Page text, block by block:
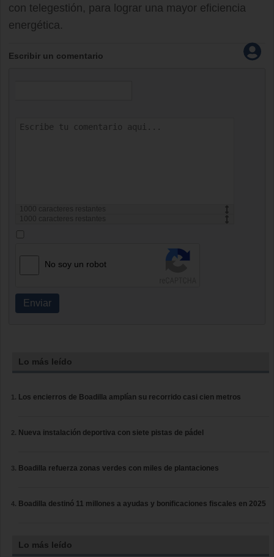
con telegestión, para lograr una mayor eficiencia
energética.
Escribir un comentario
caracteres restantes
caracteres restantes
No soy un robot
Enviar
Lo más leído
Los encierros de Boadilla amplían su recorrido casi cien metros
Nueva instalación deportiva con siete pistas de pádel
Boadilla refuerza zonas verdes con miles de plantaciones
Boadilla destinó 11 millones a ayudas y bonificaciones fiscales en 2025
Lo más leído